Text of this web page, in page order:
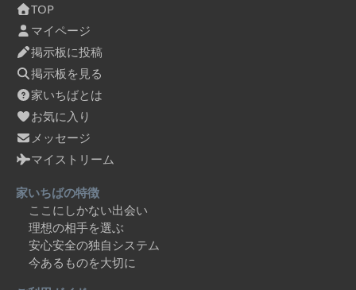
TOP
マイページ
掲示板に投稿
掲示板を見る
家いちばとは
お気に入り
メッセージ
マイストリーム
家いちばの特徴
ここにしかない出会い
理想の相手を選ぶ
安心安全の独自システム
今あるものを大切に